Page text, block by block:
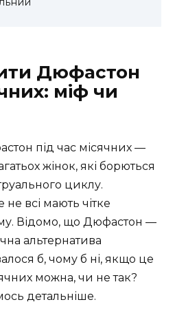
Дюфастон
міф чи
під час місячних —
жінок, які борються
циклу.
всі мають чітке
Відомо, що Дюфастон —
альтернатива
б, чому б ні, якщо це
можна, чи не так?
детальніше.